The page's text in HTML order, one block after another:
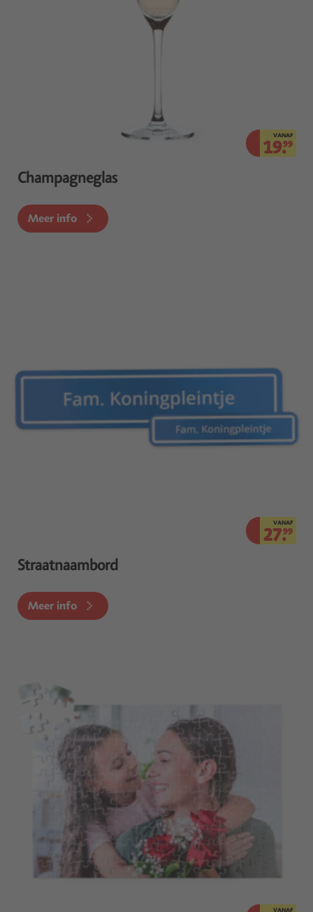
VANAF
19.99
Champagneglas
Meer info
VANAF
27.99
Straatnaambord
Meer info
VANAF